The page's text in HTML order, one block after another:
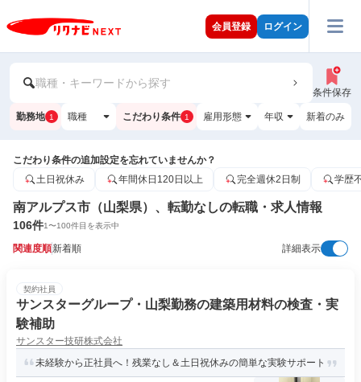
会員登録 ログイン
職種・キーワードから探す
条件保存
勤務地 1 職種 こだわり条件 1 雇用形態 年収 新着のみ
こだわり条件の追加設定を忘れていませんか？
土日祝休み
年間休日120日以上 完全週休2日制 学歴
南アルプス市（山梨県）、転勤なしの転職・求人情報
106件1〜100件目を表示中
関連度順新着順 詳細表示
契約社員
サンスターグループ・山梨勤務の建築用材料の検査・実
験補助
サンスター技研株式会社
未経験から正社員へ！残業なし＆土日祝休みの簡単な実験サポート